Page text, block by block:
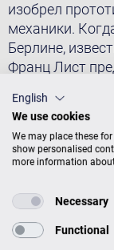
изобрел
механики.
Берлине,
Франц Лист
Бехштейну в
с Пьером
компании,
основания в
малейшего
отдавал себе
«Эрар» в
English
We use cookies
We may place these
show personalised
more information
Necessary
Functional